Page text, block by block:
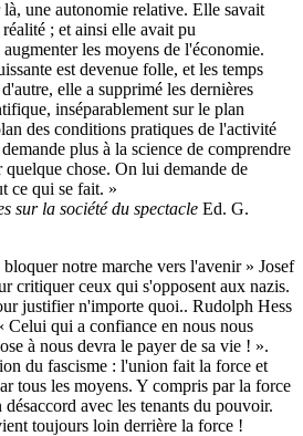
une autonomie relative. Elle savait
; et ainsi elle avait pu
les moyens de l'économie.
est devenue folle, et les temps
elle a supprimé les dernières
inséparablement sur le plan
des conditions pratiques de l'activité
plus à la science de comprendre
chose. On lui demande de
ce qui se fait. »
sur la société du spectacle Ed. G.
notre marche vers l'avenir » Josef
critiquer ceux qui s'opposent aux nazis.
justifier n'importe quoi.. Rudolph Hess
Celui qui a confiance en nous nous
à nous devra le payer de sa vie ! ».
du fascisme : l'union fait la force et
tous les moyens. Y compris par la force
avec les tenants du pouvoir.
toujours loin derrière la force !